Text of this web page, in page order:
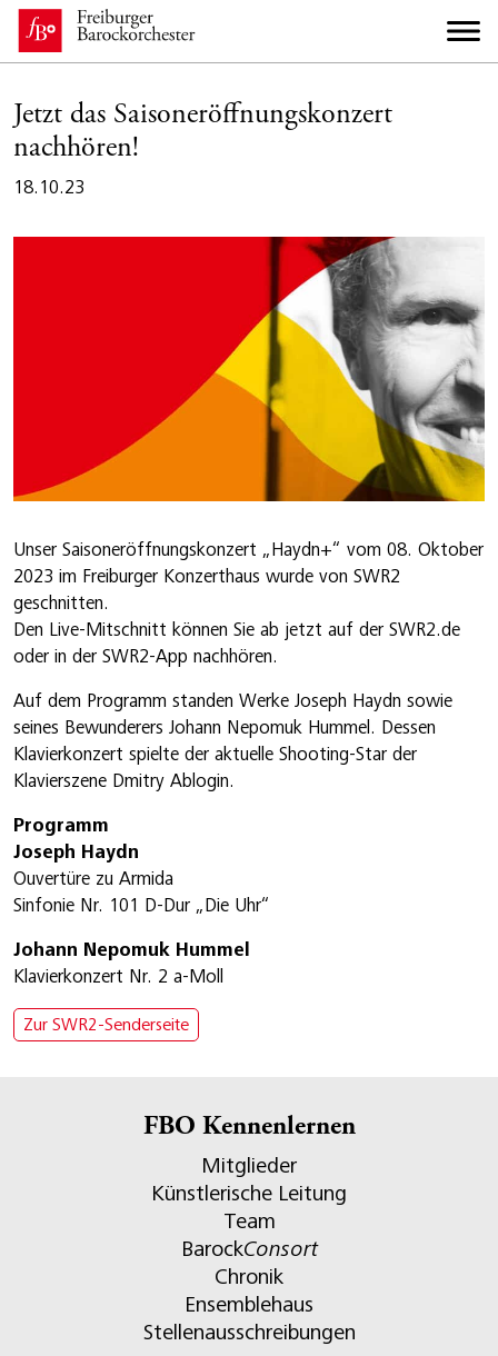
Jetzt das Saisoneröffnungskonzert
nachhören!
18.10.23
Unser Saisoneröffnungskonzert „Haydn+“ vom 08. Oktober
2023 im Freiburger Konzerthaus wurde von SWR2
geschnitten.
Den Live-Mitschnitt können Sie ab jetzt auf der SWR2.de
oder in der SWR2-App nachhören.
Auf dem Programm standen Werke Joseph Haydn sowie
seines Bewunderers Johann Nepomuk Hummel. Dessen
Klavierkonzert spielte der aktuelle Shooting-Star der
Klavierszene Dmitry Ablogin.
Programm
Joseph Haydn
Ouvertüre zu Armida
Sinfonie Nr. 101 D-Dur „Die Uhr“
Johann Nepomuk Hummel
Klavierkonzert Nr. 2 a-Moll
Zur SWR2-Senderseite
FBO Kennenlernen
Mitglieder
Künstlerische Leitung
Team
BarockConsort
Chronik
Ensemblehaus
Stellenausschreibungen